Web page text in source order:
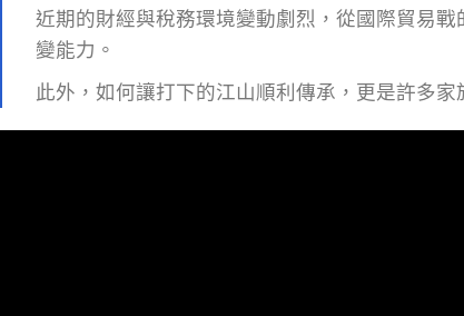
近期的財經與稅務環境變動劇烈，從國際貿易
變能力。
此外，如何讓打下的江山順利傳承，更是許多家